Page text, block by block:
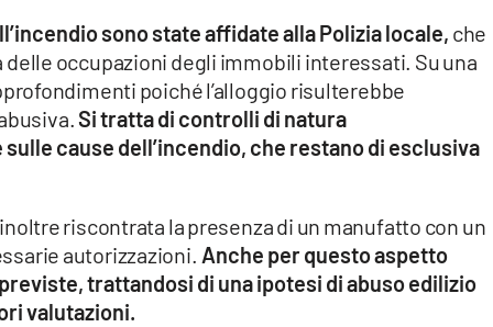
sono state affidate alla Polizia locale, che
occupazioni degli immobili interessati. Su una
poiché l’alloggio risulterebbe
Si tratta di controlli di natura
cause dell’incendio, che restano di esclusiva
riscontrata la presenza di un manufatto con un
autorizzazioni. Anche per questo aspetto
trattandosi di una ipotesi di abuso edilizio
valutazioni.